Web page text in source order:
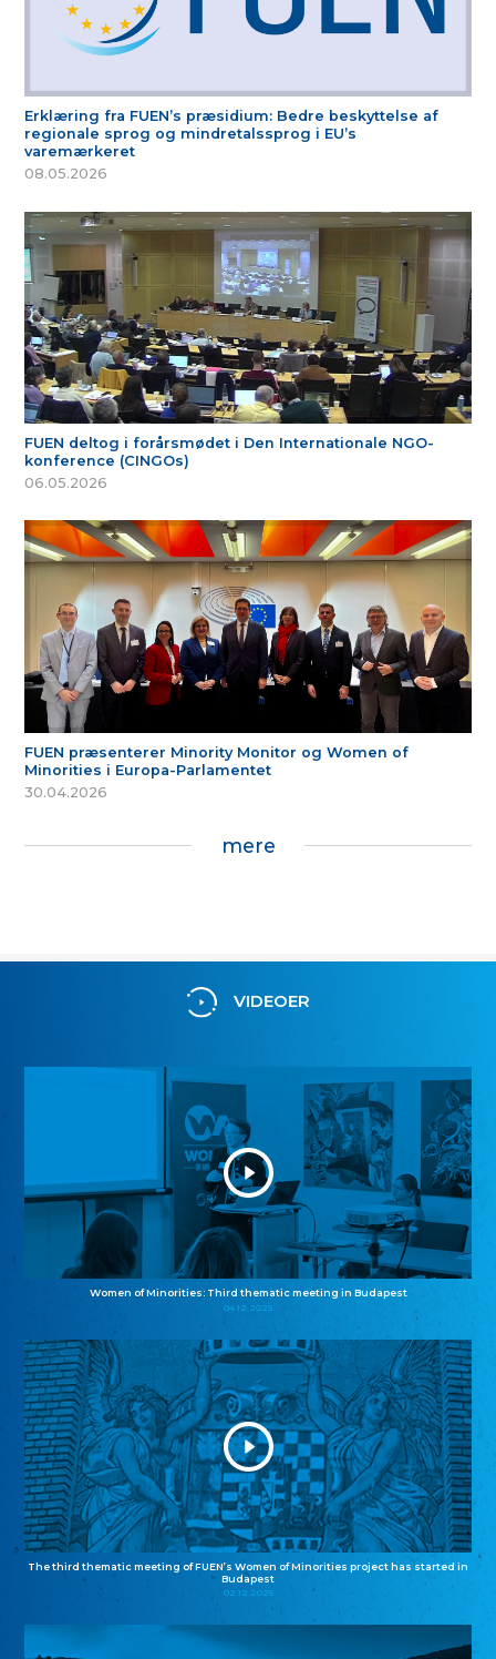
Erklæring fra FUEN’s præsidium: Bedre beskyttelse af
regionale sprog og mindretalssprog i EU’s
varemærkeret
08.05.2026
FUEN deltog i forårsmødet i Den Internationale NGO-
konference (CINGOs)
06.05.2026
FUEN præsenterer Minority Monitor og Women of
Minorities i Europa-Parlamentet
30.04.2026
mere
VIDEOER
Women of Minorities: Third thematic meeting in Budapest
04.12.2025
The third thematic meeting of FUEN’s Women of Minorities project has started in
Budapest
02.12.2025